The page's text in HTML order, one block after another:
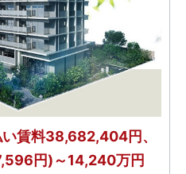
賃料38,682,404円、
円)～14,240万円